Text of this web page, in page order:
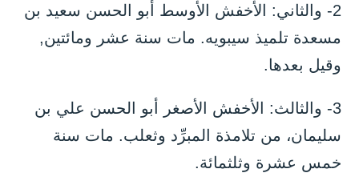
2- والثاني: الأخفش الأوسط أبو الحسن سعيد بن
مسعدة تلميذ سيبويه. مات سنة عشر ومائتين,
وقيل بعدها.
3- والثالث: الأخفش الأصغر أبو الحسن علي بن
سليمان، من تلامذة المبرِّد وثعلب. مات سنة
خمس عشرة وثلثمائة.